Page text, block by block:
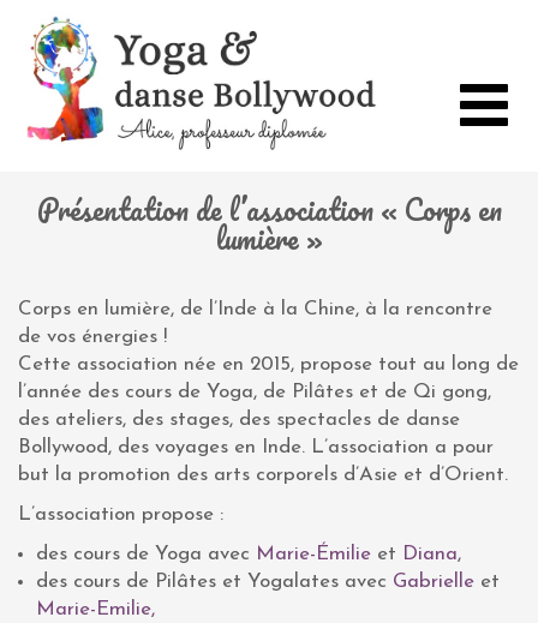
Toggle
Présentation de l’association « Corps en
lumière »
Corps en lumière, de l’Inde à la Chine, à la rencontre
de vos énergies !
Cette association née en 2015, propose tout au long de
l’année des cours de Yoga, de Pilâtes et de Qi gong,
des ateliers, des stages, des spectacles de danse
Bollywood, des voyages en Inde. L’association a pour
but la promotion des arts corporels d’Asie et d’Orient.
L’association propose :
des cours de Yoga avec Marie-Émilie et Diana,
des cours de Pilâtes et Yogalates avec Gabrielle et
Marie-Emilie,